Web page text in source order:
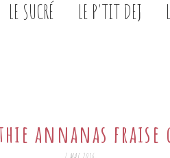
LE SUCRÉ LE P'TIT DEJ
annanas fraise